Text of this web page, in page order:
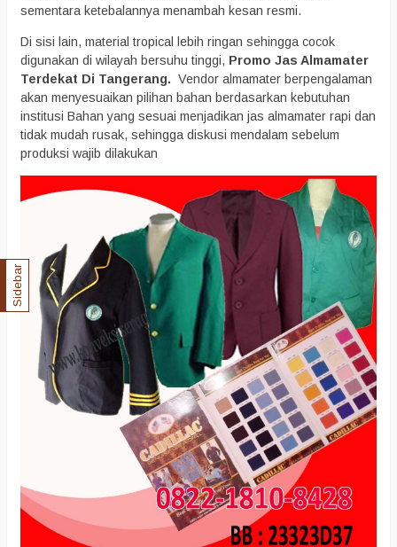
sementara ketebalannya menambah kesan resmi.
Di sisi lain, material tropical lebih ringan sehingga cocok
digunakan di wilayah bersuhu tinggi, Promo Jas Almamater
Terdekat Di Tangerang. Vendor almamater berpengalaman
akan menyesuaikan pilihan bahan berdasarkan kebutuhan
institusi Bahan yang sesuai menjadikan jas almamater rapi dan
tidak mudah rusak, sehingga diskusi mendalam sebelum
produksi wajib dilakukan
Sidebar